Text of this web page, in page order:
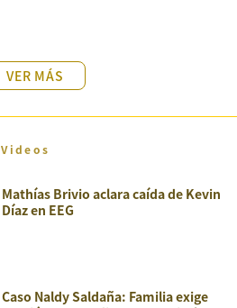
VER MÁS
Videos
Mathías Brivio aclara caída de Kevin
Díaz en EEG
Caso Naldy Saldaña: Familia exige